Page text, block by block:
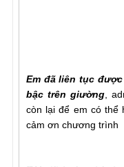
bậc trên giường,
còn lại để em có thể
cảm ơn chương trình